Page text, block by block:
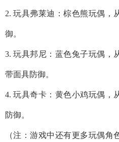
2. 玩具弗莱迪：棕色熊玩偶，
御。
3. 玩具邦尼：蓝色兔子玩偶，
带面具防御。
4. 玩具奇卡：黄色小鸡玩偶，
防御。
（注：游戏中还有更多玩偶